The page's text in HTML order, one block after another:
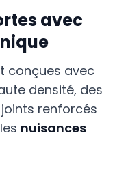
avec
conçues avec
densité, des
renforcés
nuisances